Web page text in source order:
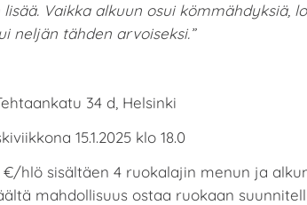
lisää. Vaikka alkuun osui kömmähdyksiä,
neljän tähden arvoiseksi.”
34 d, Helsinki
15.1.2025 klo 18.0
€/hlö sisältäen 4 ruokalajin menun ja
mahdollisuus ostaa ruokaan